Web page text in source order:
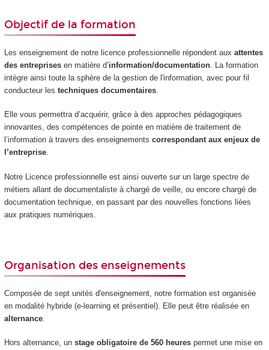
Objectif de la formation
Les enseignement de notre licence professionnelle répondent aux attentes
des entreprisesen matière d’information/documentation. La formation
intègre ainsi toute la sphère de la gestion de l'information, avec pour fil
conducteur les techniques documentaires.
Elle vous permettra d’acquérir, grâce à des approches pédagogiques
innovantes, des compétences de pointe en matière de traitement de
l’information à travers des enseignements correspondant aux enjeux de
l’entreprise.
Notre Licence professionnelle est ainsi ouverte sur un large spectre de
métiers allant de documentaliste à chargé de veille, ou encore chargé de
documentation technique, en passant par des nouvelles fonctions liées
aux pratiques numériques.
Organisation des enseignements
Composée de sept unités d'enseignement, notre formation est organisée
en modalité hybride (e-learning et présentiel). Elle peut être réalisée en
alternance.
Hors alternance, un stage obligatoire de 560 heures permet une mise en